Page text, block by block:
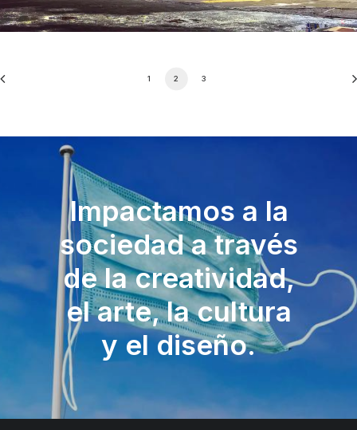
1 2 3
Impactamos a la
sociedad a través
de la creatividad,
el arte, la cultura
y el diseño.